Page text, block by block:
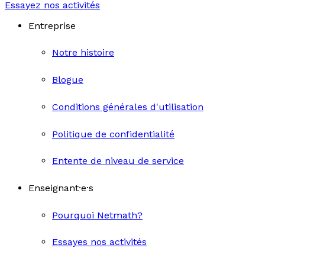
Essayez nos activités
Entreprise
Notre histoire
Blogue
Conditions générales d'utilisation
Politique de confidentialité
Entente de niveau de service
Enseignant·e·s
Pourquoi Netmath?
Essayes nos activités